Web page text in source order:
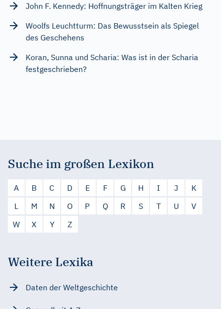
John F. Kennedy: Hoffnungsträger im Kalten Krieg
Woolfs Leuchtturm: Das Bewusstsein als Spiegel
des Geschehens
Koran, Sunna und Scharia: Was ist in der Scharia
festgeschrieben?
Suche im großen Lexikon
A B C D E F G H I J
K
L
M N O P Q R S T U
V
W
X Y Z
Weitere Lexika
Daten der Weltgeschichte